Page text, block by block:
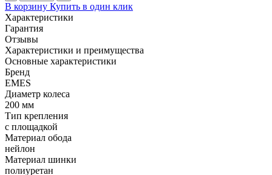
В корзину Купить в один клик
Характеристики
Гарантия
Отзывы
Характеристики и преимущества
Основные характеристики
Бренд
EMES
Диаметр колеса
200 мм
Тип крепления
с площадкой
Материал обода
нейлон
Материал шинки
полиуретан